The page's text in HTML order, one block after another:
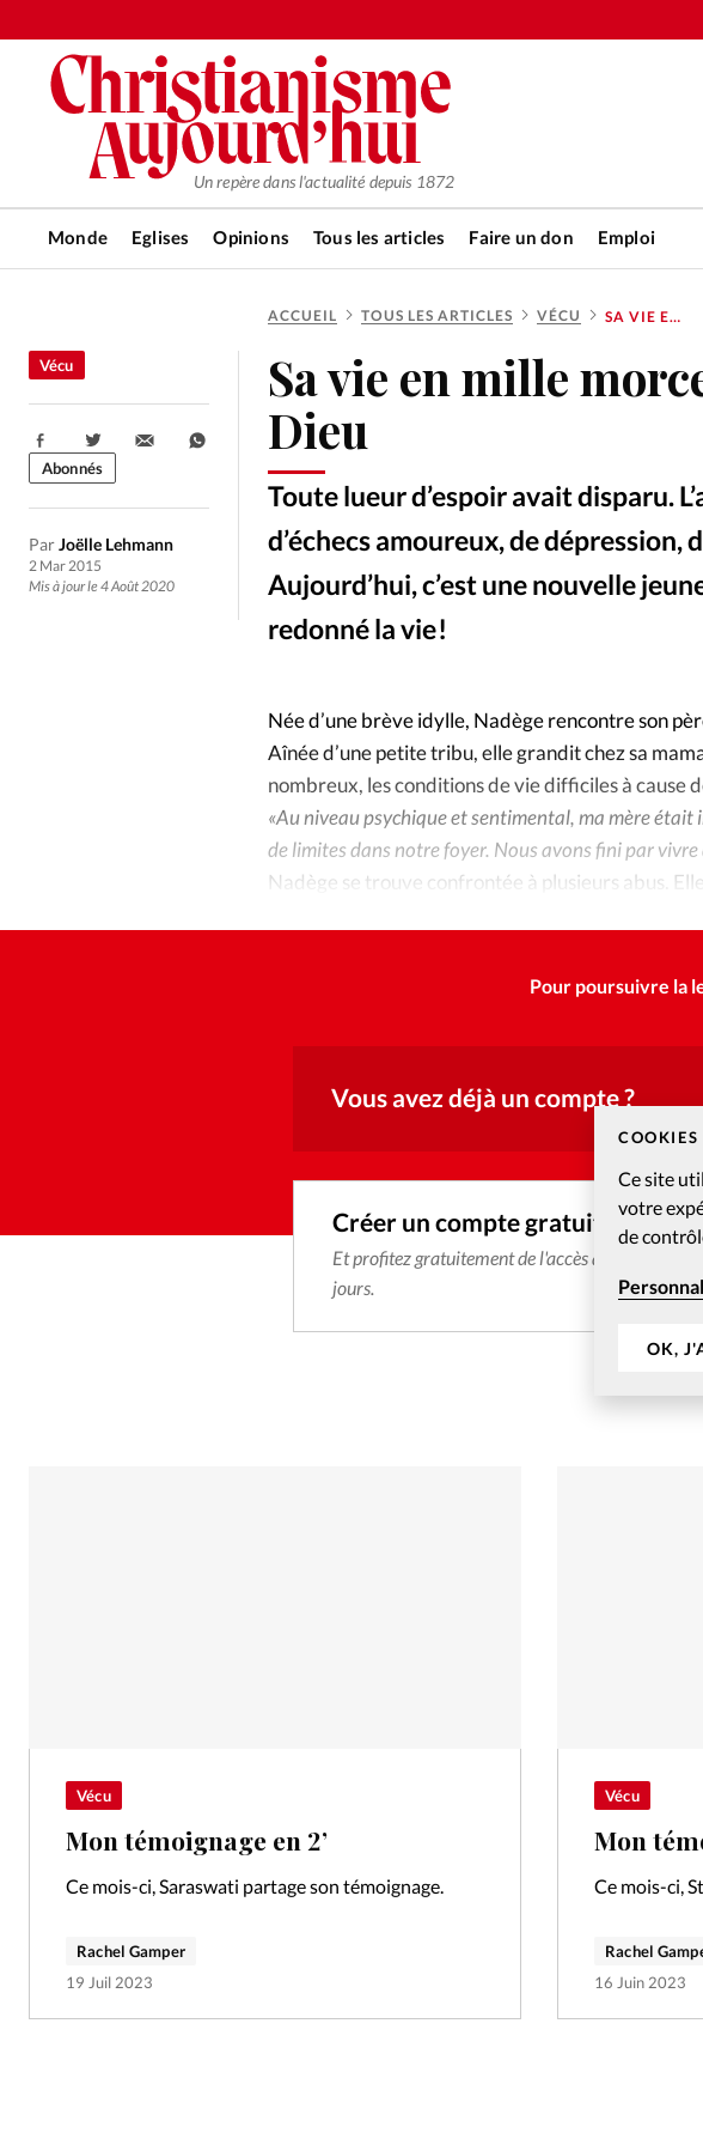
COOKIES
Ce site
votre
de
OK,
Un repère dans l'actualité depuis 1872
Monde Eglises Opinions Tous les articles Faire un don Emploi
RUBRIQUES
Tous les articles
Actualité chrétienne
Actualité internationale
Culture
Dossier Eglises
Foi
Génération réveil
Monde
Opinions
Tour du monde des Eglises
Vécu Vie Intérieure
ACCUEIL TOUS LES ARTICLES VÉCU SA VIE EN MILLE MORCEAUX A ÉTÉ RECOLLÉE PAR DIEU
Sa vie en mille
Dieu
Toute lueur d’espoir avait disparu.
d’échecs amoureux, de dépression,
Aujourd’hui, c’est une nouvelle
redonné la vie !
Vécu
ParJoëlle Lehmann
2 Mar 2015
Mis à jour le 4 Août 2020
Partager:
Abonnés
Née d’une brève idylle, Nadège rencontre son
Aînée d’une petite tribu, elle grandit chez sa
nombreux, les conditions de vie difficiles à cause
«Au niveau psychique et sentimental, ma mère était
de limites dans notre foyer. Nous avons fini par
Nadège se trouve confrontée à plusieurs abus.
Pour poursuivre la
Vous avez déjà un compte ?
Créer un compte gratuitement
Et profitez gratuitement de l'accès aux articles
jours.
Vécu
Mon témoignage en 2’
Ce mois-ci, Saraswati partage son témoignage.
Rachel Gamper
19 Juil 2023
Vécu
Mon
Ce mois-ci,
Rachel
16 Juin 2023